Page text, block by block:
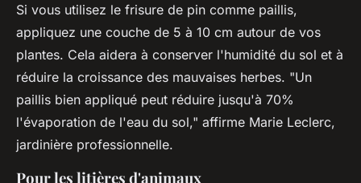
Si vous utilisez le frisure de pin comme paillis,
appliquez une couche de 5 à 10 cm autour de vos
plantes. Cela aidera à conserver l'humidité du sol et à
réduire la croissance des mauvaises herbes. "Un
paillis bien appliqué peut réduire jusqu'à 70%
l'évaporation de l'eau du sol," affirme Marie Leclerc,
jardinière professionnelle.
Pour les litières d'animaux